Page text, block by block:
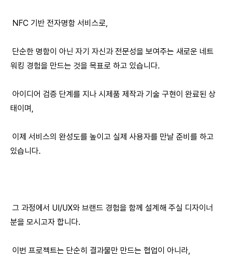
NFC 기반 전자명함 서비스로,
단순한 명함이 아닌 자기 자신과 전문성을 보여주는 새로운 네트
워킹 경험을 만드는 것을 목표로 하고 있습니다.
아이디어 검증 단계를 지나 시제품 제작과 기술 구현이 완료된 상
태이며,
이제 서비스의 완성도를 높이고 실제 사용자를 만날 준비를 하고
있습니다.
그 과정에서 UI/UX와 브랜드 경험을 함께 설계해 주실 디자이너
분을 모시고자 합니다.
이번 프로젝트는 단순히 결과물만 만드는 협업이 아니라,